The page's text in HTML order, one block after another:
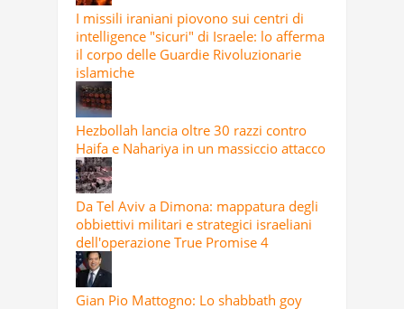
I missili iraniani piovono sui centri di
intelligence "sicuri" di Israele: lo afferma
il corpo delle Guardie Rivoluzionarie
islamiche
Hezbollah lancia oltre 30 razzi contro
Haifa e Nahariya in un massiccio attacco
Da Tel Aviv a Dimona: mappatura degli
obbiettivi militari e strategici israeliani
dell'operazione True Promise 4
Gian Pio Mattogno: Lo shabbath goy